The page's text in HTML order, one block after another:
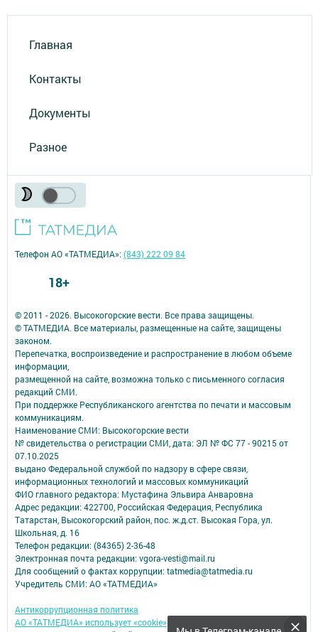
Главная
Контакты
Документы
Разное
© 2011 - 2026. Высокогорские вести. Все права защищены.
© ТАТМЕДИА. Все материалы, размещенные на сайте, защищены
законом.
Перепечатка, воспроизведение и распространение в любом объеме
информации,
размещенной на сайте, возможна только с письменного согласия
редакций СМИ.
При поддержке Республиканского агентства по печати и массовым
коммуникациям.
Наименование СМИ: Высокогорские вести
№ свидетельства о регистрации СМИ, дата: ЭЛ № ФС 77 - 90215 от
07.10.2025
выдано Федеральной службой по надзору в сфере связи,
информационных технологий и массовых коммуникаций
ФИО главного редактора: Мустафина Эльвира Анваровна
Адрес редакции: 422700, Российская Федерация, Республика
Татарстан, Высокогорский район, пос. ж.д.ст. Высокая Гора, ул.
Школьная, д. 16
Телефон редакции: (84365) 2-36-48
Электронная почта редакции: vgora-vesti@mail.ru
Для сообщений о фактах коррупции: tatmedia@tatmedia.ru
Учредитель СМИ: АО «ТАТМЕДИА»
Антикоррупционная политика
АО «ТАТМЕДИА» использует «cookie» для персонализации сервисов и
Телефон АО «ТАТМЕДИА»:(843) 222 09 84
18+